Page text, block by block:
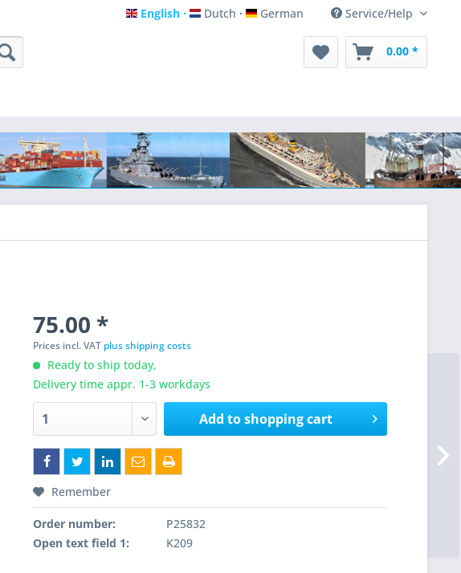
English
English Dutch
Dutch German
German Service/Help
0.00 *
75.00 *
Prices incl. VAT plus shipping costs
Ready to ship today,
Delivery time appr. 1-3 workdays
Add toshopping cart
Remember
Order number:
P25832
Open text field 1:
K209